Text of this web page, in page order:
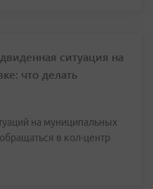
ситуация на
что делать
на муниципальных
в кол-центр